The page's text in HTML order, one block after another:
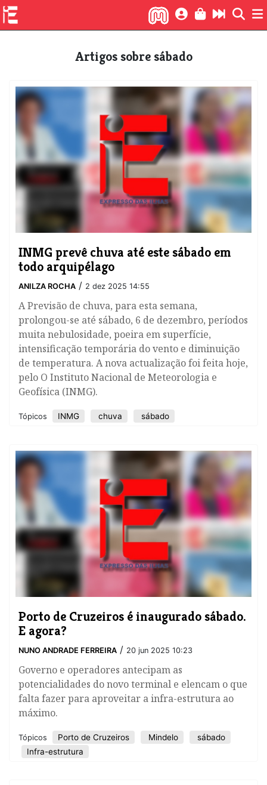
Artigos sobre sábado
INMG prevê chuva até este sábado em
todo arquipélago
ANILZA ROCHA / 2 dez 2025 14:55
A Previsão de chuva, para esta semana,
prolongou-se até sábado, 6 de dezembro, períodos
muita nebulosidade, poeira em superfície,
intensificação temporária do vento e diminuição
de temperatura. A nova actualização foi feita hoje,
pelo O Instituto Nacional de Meteorologia e
Geofísica (INMG).
Tópicos INMG chuva sábado
Porto de Cruzeiros é inaugurado sábado.
E agora?
NUNO ANDRADE FERREIRA / 20 jun 2025 10:23
Governo e operadores antecipam as
potencialidades do novo terminal e elencam o que
falta fazer para aproveitar a infra-estrutura ao
máximo.
Tópicos Porto de Cruzeiros Mindelo
sábado
Infra-estrutura